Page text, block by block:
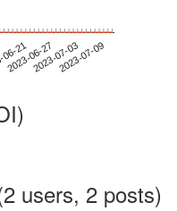
21
2023-06-272023-07-032023-07-09
users, 2 posts)